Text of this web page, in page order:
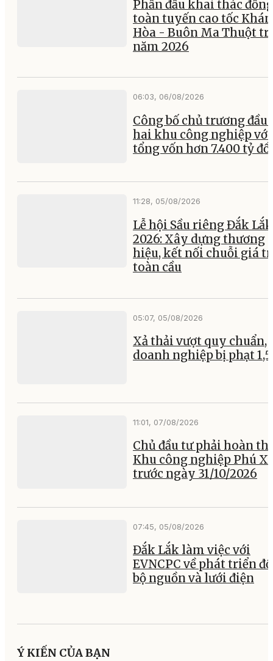
Phấn đấu khai thác
toàn tuyến cao tốc
Hòa - Buôn Ma Thuột
năm 2026
06:03, 06/08/2026
Công bố chủ trương đầu
hai khu công nghiệp với
tổng vốn hơn 7.400 tỷ
11:28, 05/08/2026
Lễ hội Sầu riêng Đắk Lắk
2026: Xây dựng thương
hiệu, kết nối chuỗi giá
toàn cầu
05:07, 05/08/2026
Xả thải vượt quy chuẩn,
doanh nghiệp bị phạt
11:01, 07/08/2026
Chủ đầu tư phải hoàn
Khu công nghiệp Phú
trước ngày 31/10/2026
07:45, 05/08/2026
Đắk Lắk làm việc với
EVNCPC về phát triển
bộ nguồn và lưới điện
Ý KIẾN CỦA BẠN